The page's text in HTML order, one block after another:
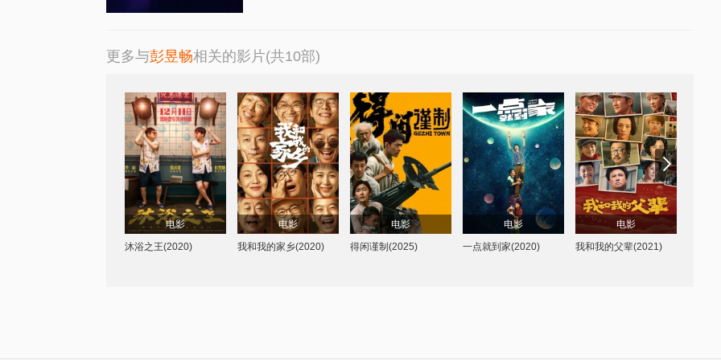
更多与彭昱畅相关的影片(共10部)
电影
易小星
彭昱畅 / 乔
杉 / 卜冠今 / 苇青 /
金世佳
沐浴之王(2020)
电影
宁浩 / 徐峥 /
陈思诚 葛优 / 黄渤 /
范伟 / 邓超 / 沈腾 /
张占义
我和我的家乡(2020)
电影
孔笙
肖战 / 彭昱
畅 / 杨新鸣 /
那 / 甘昀宸
得闲谨制(2025)
电影
许宏宇
刘昊然 / 彭昱
畅 / 尹昉 / 谭卓
张
琪
一点就到家(2020)
电影
吴京 / 章子
怡 / 徐峥吴京 / 章子
怡 / 徐峥 / 沈腾 / 吴
磊 / 黄轩
我和我的父辈(2021)